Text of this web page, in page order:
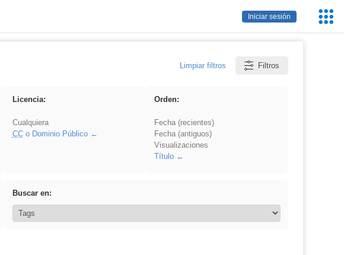
Iniciar sesión
Limpiar filtros Filtros
Licencia:
Cualquiera
CCo Dominio Público
Orden:
Fecha (recientes)
Fecha (antiguos)
Visualizaciones
Título
Buscar en: